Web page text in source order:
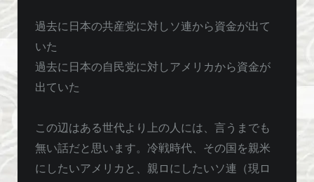
過去に日本の共産党に対しソ連から資金が出て
いた
過去に日本の自民党に対しアメリカから資金が
出ていた
この辺はある世代より上の人には、言うまでも
無い話だと思います。冷戦時代、その国を親米
にしたいアメリカと、親ロにしたいソ連（現ロ